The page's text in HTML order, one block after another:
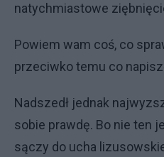
natychmiastowe
Powiem wam coś, co
przeciwko temu co
Nadszedł jednak
sobie prawdę. Bo nie ten
sączy do ucha